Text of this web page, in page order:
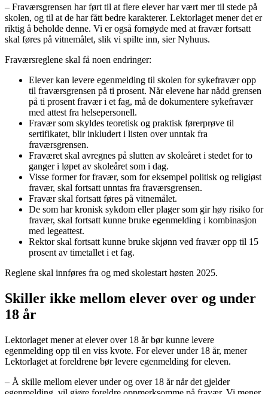
– Fraværsgrensen har ført til at flere elever har vært mer til stede på
skolen, og til at de har fått bedre karakterer. Lektorlaget mener det er
riktig å beholde denne. Vi er også fornøyde med at fravær fortsatt
skal føres på vitnemålet, slik vi spilte inn, sier Nyhuus.
Fraværsreglene skal få noen endringer:
Elever kan levere egenmelding til skolen for sykefravær opp
til fraværsgrensen på ti prosent. Når elevene har nådd grensen
på ti prosent fravær i et fag, må de dokumentere sykefravær
med attest fra helsepersonell.
Fravær som skyldes teoretisk og praktisk førerprøve til
sertifikatet, blir inkludert i listen over unntak fra
fraværsgrensen.
Fraværet skal avregnes på slutten av skoleåret i stedet for to
ganger i løpet av skoleåret som i dag.
Visse former for fravær, som for eksempel politisk og religiøst
fravær, skal fortsatt unntas fra fraværsgrensen.
Fravær skal fortsatt føres på vitnemålet.
De som har kronisk sykdom eller plager som gir høy risiko for
fravær, skal fortsatt kunne bruke egenmelding i kombinasjon
med legeattest.
Rektor skal fortsatt kunne bruke skjønn ved fravær opp til 15
prosent av timetallet i et fag.
Reglene skal innføres fra og med skolestart høsten 2025.
Skiller ikke mellom elever over og under
18 år
Lektorlaget mener at elever over 18 år bør kunne levere
egenmelding opp til en viss kvote. For elever under 18 år, mener
Lektorlaget at foreldrene bør levere egenmelding for eleven.
– Å skille mellom elever under og over 18 år når det gjelder